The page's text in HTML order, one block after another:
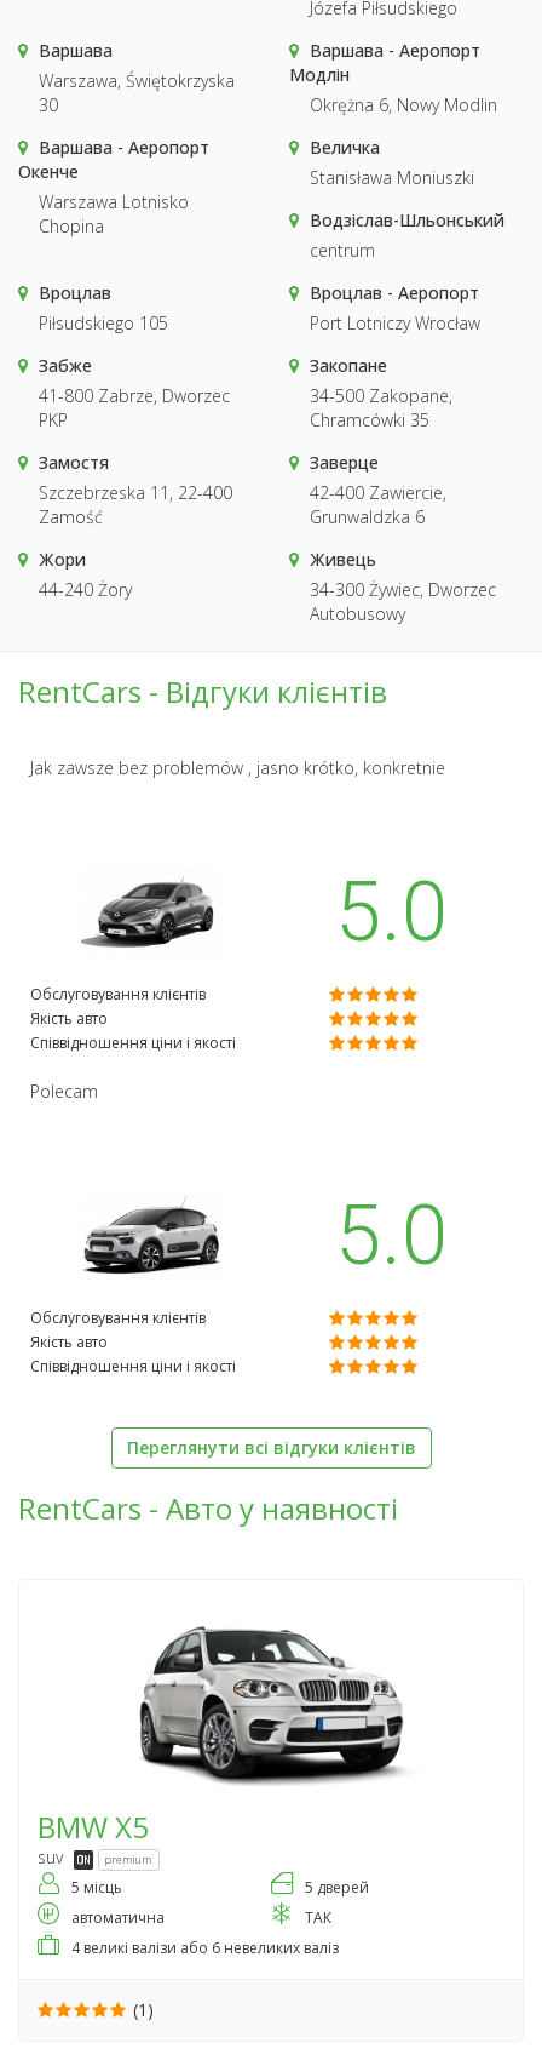
Józefa Piłsudskiego
Варшава
Warszawa, Świętokrzyska
30
Варшава - Аеропорт
Модлін
Okrężna 6, Nowy Modlin
Варшава - Аеропорт
Окенче
Warszawa Lotnisko
Chopina
Величка
Stanisława Moniuszki
Водзіслав-Шльонський
centrum
Вроцлав
Piłsudskiego 105
Вроцлав - Аеропорт
Port Lotniczy Wrocław
Забже
41-800 Zabrze, Dworzec
PKP
Закопане
34-500 Zakopane,
Chramcówki 35
Замостя
Szczebrzeska 11, 22-400
Zamość
Заверце
42-400 Zawiercie,
Grunwaldzka 6
Жори
44-240 Żory
Живець
34-300 Żywiec, Dworzec
Autobusowy
RentCars - Відгуки клієнтів
Jak zawsze bez problemów , jasno krótko, konkretnie
5.0
Обслуговування клієнтів
Якість авто
Співвідношення ціни і якості
Polecam
5.0
Обслуговування клієнтів
Якість авто
Співвідношення ціни і якості
Переглянути всі відгуки клієнтів
RentCars - Авто у наявності
BMWX5
suv premium
5 місць
5 дверей
автоматична
ТАК
4 великі валізи або 6 невеликих валіз
(1)